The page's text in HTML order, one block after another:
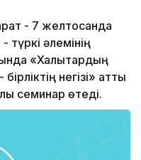
- 7 желтоқсанда
әлемінің
«Халықтардың
негізі» атты
семинар өтеді.